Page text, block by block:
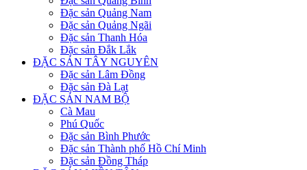
Đặc sản Quảng Nam
Đặc sản Quảng Ngãi
Đặc sản Thanh Hóa
Đặc sản Đắk Lắk
ĐẶC SẢN TÂY NGUYÊN
Đặc sản Lâm Đồng
Đặc sản Đà Lạt
ĐẶC SẢN NAM BỘ
Cà Mau
Phú Quốc
Đặc sản Bình Phước
Đặc sản Thành phố Hồ Chí Minh
Đặc sản Đồng Tháp